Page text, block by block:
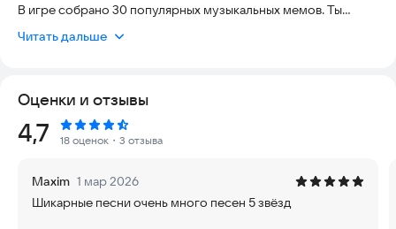
В игре собрано 30 популярных музыкальных мемов. Ты
еще смешнее.
Открой всех персонажей! Зарабатывай больше всего очков!
Бу испугался не бойся я друг, Скулбой, Тимоха Шалун 5
Читать дальше
Оценки и отзывы
Рейтинг:
4,7 18 оценок ・3 отзыва
Maxim 1 мар 2026
Шикарные песни очень много песен 5 звёзд